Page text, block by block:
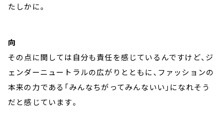
たしかに。
向
その点に関しては自分も責任を感じているんですけど、ジ
ェンダーニュートラルの広がりとともに、ファッションの
本来の力である「みんなちがってみんないい」になれそう
だと感じています。